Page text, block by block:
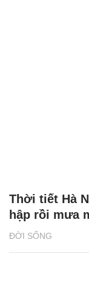
ĐỜI SỐNG
Thời tiết Hà
hập rồi mưa